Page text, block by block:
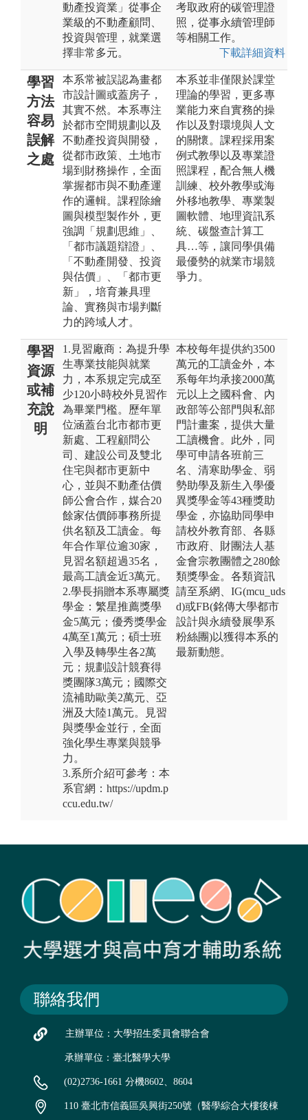
動產投資業」從事企
業級的不動產顧問、
投資與管理，就業選
擇非常多元。
考取政府的碳管理證
照，從事永續管理師
等相關工作。
下載詳細資料
學習
方法
容易
誤解
之處
本系常被誤認為畫都
市設計圖或蓋房子，
其實不然。本系專注
於都市空間規劃以及
不動產投資與開發，
從都市政策、土地市
場到財務操作，全面
掌握都市與不動產運
作的邏輯。課程除繪
圖與模型製作外，更
強調「規劃思維」、
「都市議題辯證」、
「不動產開發、投資
與估價」、「都市更
新」，培育兼具理
論、實務與市場判斷
力的跨域人才。
本系並非僅限於課堂
理論的學習，更多專
業能力來自實務的操
作以及對環境與人文
的關懷。課程採用案
例式教學以及專業證
照課程，配合無人機
訓練、校外教學或海
外移地教學、專業製
圖軟體、地理資訊系
統、碳盤查計算工
具…等，讓同學俱備
最優勢的就業市場競
爭力。
學習
資源
或補
充說
明
1.見習廠商：為提升學
生專業技能與就業
力，本系規定完成至
少120小時校外見習作
為畢業門檻。歷年單
位涵蓋台北市都市更
新處、工程顧問公
司、建設公司及雙北
住宅與都市更新中
心，並與不動產估價
師公會合作，媒合20
餘家估價師事務所提
供名額及工讀金。每
年合作單位逾30家，
見習名額超過35名，
最高工讀金近3萬元。
2.學長捐贈本系專屬獎
學金：繁星推薦獎學
金5萬元；優秀獎學金
4萬至1萬元；碩士班
入學及轉學生各2萬
元；規劃設計競賽得
獎團隊3萬元；國際交
流補助歐美2萬元、亞
洲及大陸1萬元。見習
與獎學金並行，全面
強化學生專業與競爭
力。
3.系所介紹可參考：本
系官網：https://updm.p
ccu.edu.tw/
本校每年提供約3500
萬元的工讀金外，本
系每年均承接2000萬
元以上之國科會、內
政部等公部門與私部
門計畫案，提供大量
工讀機會。此外，同
學可申請各班前三
名、清寒助學金、弱
勢助學及新生入學優
異獎學金等43種獎助
學金，亦協助同學申
請校外教育部、各縣
市政府、財團法人基
金會宗教團體之280餘
類獎學金。各類資訊
請至系網、IG(mcu_uds
d)或FB(銘傳大學都市
設計與永續發展學系
粉絲團)以獲得本系的
最新動態。
聯絡我們
主辦單位：大學招生委員會聯合會
承辦單位：臺北醫學大學
(02)2736-1661 分機8602、8604
110 臺北市信義區吳興街250號（醫學綜合大樓後棟